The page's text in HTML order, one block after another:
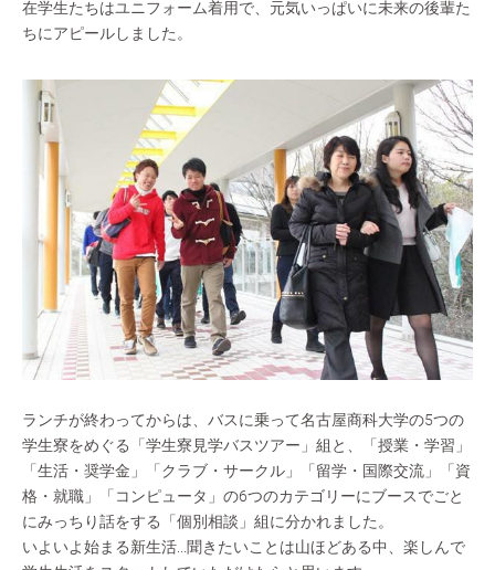
在学生たちはユニフォーム着用で、元気いっぱいに未来の後輩た
ちにアピールしました。
ランチが終わってからは、バスに乗って名古屋商科大学の5つの
学生寮をめぐる「学生寮見学バスツアー」組と、「授業・学習」
「生活・奨学金」「クラブ・サークル」「留学・国際交流」「資
格・就職」「コンピュータ」の6つのカテゴリーにブースでごと
にみっちり話をする「個別相談」組に分かれました。
いよいよ始まる新生活...聞きたいことは山ほどある中、楽しんで